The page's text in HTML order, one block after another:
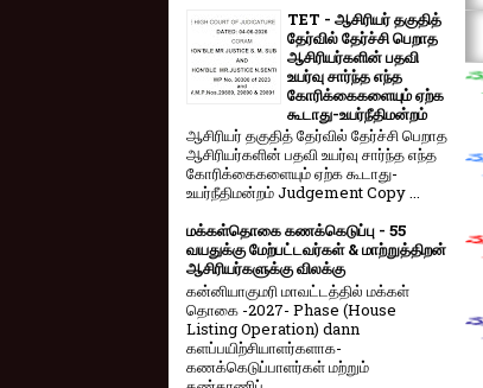
TET - ஆசிரியர் தகுதித்
தேர்வில் தேர்ச்சி பெறாத
ஆசிரியர்களின் பதவி
உயர்வு சார்ந்த எந்த
கோரிக்கைகளையும் ஏற்க
கூடாது-உயர்நீதிமன்றம்
ஆசிரியர் தகுதித் தேர்வில் தேர்ச்சி பெறாத
ஆசிரியர்களின் பதவி உயர்வு சார்ந்த எந்த
கோரிக்கைகளையும் ஏற்க கூடாது-
உயர்நீதிமன்றம் Judgement Copy ...
மக்கள்தொகை கணக்கெடுப்பு - 55
வயதுக்கு மேற்பட்டவர்கள் & மாற்றுத்திறன்
ஆசிரியர்களுக்கு விலக்கு
கன்னியாகுமரி மாவட்டத்தில் மக்கள்
தொகை -2027- Phase (House
Listing Operation) dann
களப்பயிற்சியாளர்களாக-
கணக்கெடுப்பாளர்கள் மற்றும்